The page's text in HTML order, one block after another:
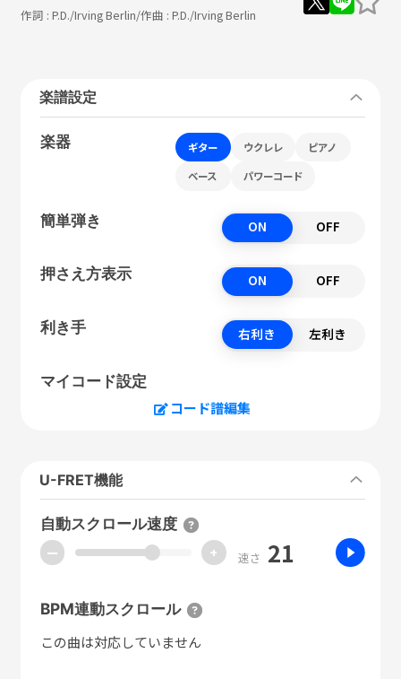
作詞 : P.D./Irving Berlin/作曲 : P.D./Irving Berlin
楽譜設定
楽器 ギター ウクレレ ピアノ
ベース パワーコード
簡単弾き ON OFF
押さえ方表示 ON OFF
利き手 右利き 左利き
マイコード設定
コード譜編集
U-FRET機能
自動スクロール速度
ー + 速さ 21
BPM連動スクロール
この曲は対応していません